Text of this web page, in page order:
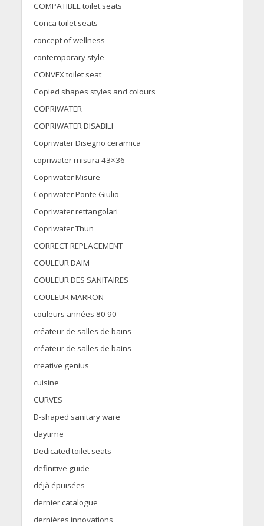
COMPATIBLE toilet seats
Conca toilet seats
concept of wellness
contemporary style
CONVEX toilet seat
Copied shapes styles and colours
COPRIWATER
COPRIWATER DISABILI
Copriwater Disegno ceramica
copriwater misura 43×36
Copriwater Misure
Copriwater Ponte Giulio
Copriwater rettangolari
Copriwater Thun
CORRECT REPLACEMENT
COULEUR DAIM
COULEUR DES SANITAIRES
COULEUR MARRON
couleurs années 80 90
créateur de salles de bains
créateur de salles de bains
creative genius
cuisine
CURVES
D-shaped sanitary ware
daytime
Dedicated toilet seats
definitive guide
déjà épuisées
dernier catalogue
dernières innovations